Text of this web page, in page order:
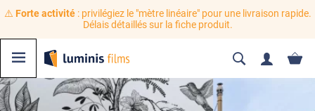
⚠️ Forte activité: privilégiez le "mètre linéaire" pour une livraison rapide.
Délais détaillés sur la fiche produit.